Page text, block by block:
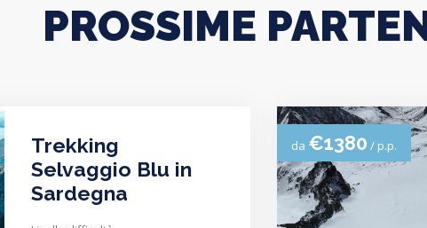
PROSSIME
Trekking
Selvaggio Blu in
Sardegna
da €1380 / p.p.